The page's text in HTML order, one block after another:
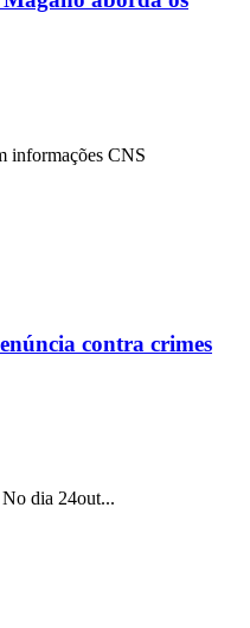
informações CNS
contra crimes
dia 24out...